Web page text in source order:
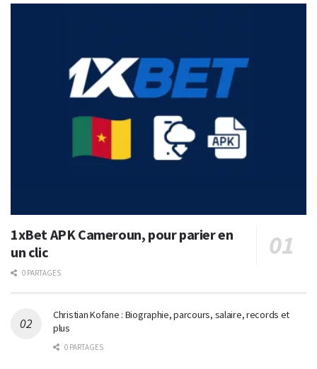
1xBet APK Cameroun, pour parier en
un clic
0 PARTAGES
Christian Kofane : Biographie, parcours, salaire, records et
plus
0 PARTAGES